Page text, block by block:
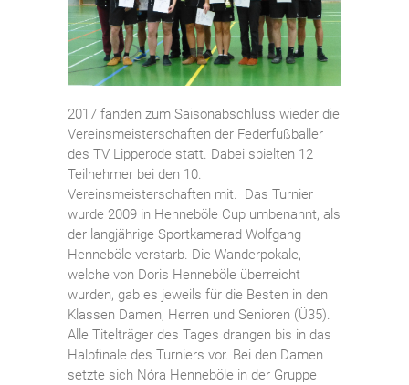
2017 fanden zum Saisonabschluss wieder die
Vereinsmeisterschaften der Federfußballer
des TV Lipperode statt. Dabei spielten 12
Teilnehmer bei den 10.
Vereinsmeisterschaften mit. Das Turnier
wurde 2009 in Henneböle Cup umbenannt, als
der langjährige Sportkamerad Wolfgang
Henneböle verstarb. Die Wanderpokale,
welche von Doris Henneböle überreicht
wurden, gab es jeweils für die Besten in den
Klassen Damen, Herren und Senioren (Ü35).
Alle Titelträger des Tages drangen bis in das
Halbfinale des Turniers vor. Bei den Damen
setzte sich Nóra Henneböle in der Gruppe